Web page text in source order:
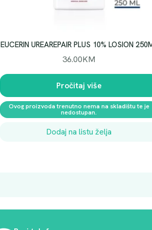
EUCERIN UREAREPAIR PLUS 10% LOSION
36.00KM
Pročitaj više
Ovog proizvoda trenutno nema na skladištu te je
nedostupan.
Dodaj na listu želja